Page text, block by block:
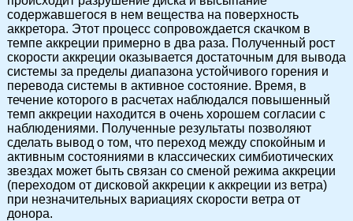
содержавшегося в нем вещества на поверхность
аккретора. Этот процесс сопровождается скачком в
темпе аккреции примерно в два раза. Полученный рост
скорости аккреции оказывается достаточным для вывода
системы за пределы диапазона устойчивого горения и
перевода системы в активное состояние. Время, в
течение которого в расчетах наблюдался повышенный
темп аккреции находится в очень хорошем согласии с
наблюдениями. Полученные результаты позволяют
сделать вывод о том, что переход между спокойным и
активным состояниями в классических симбиотических
звездах может быть связан со сменой режима аккреции
(переходом от дисковой аккреции к аккреции из ветра)
при незначительных вариациях скорости ветра от
донора.